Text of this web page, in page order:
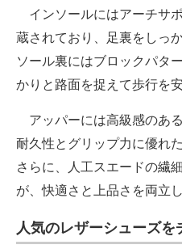
インソールにはアーチサ
蔵されており、足裏をしっ
ソール裏にはブロックパタ
かりと路面を捉えて歩行を
アッパーには高級感のあ
耐久性とグリップ力に優れ
さらに、人工スエードの繊
が、快適さと上品さを両立
人気のレザーシューズを